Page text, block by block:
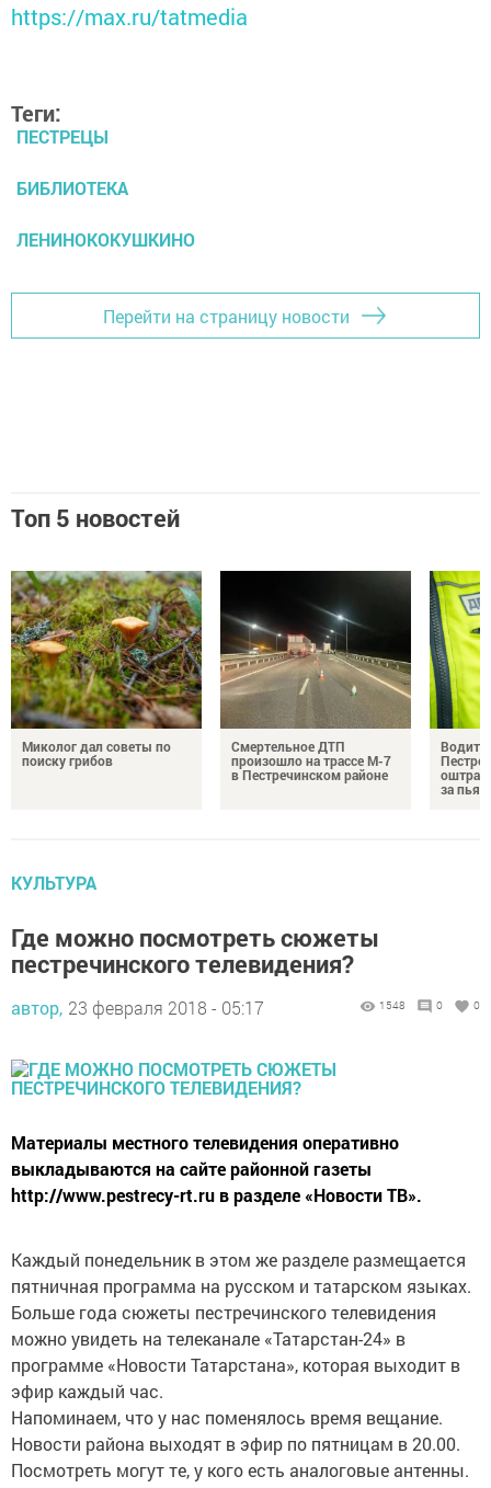
https://max.ru/tatmedia
Теги:
ПЕСТРЕЦЫ
БИБЛИОТЕКА
ЛЕНИНОКОКУШКИНО
Перейти на страницу новости
Топ 5 новостей
Миколог дал советы по
поиску грибов
Смертельное ДТП
произошло на трассе М-7
в Пестречинском районе
за
КУЛЬТУРА
Где можно посмотреть сюжеты
пестречинского телевидения?
автор, 23 февраля 2018 - 05:17 1548 0 0
Материалы местного телевидения оперативно
выкладываются на сайте районной газеты
http://www.pestrecy-rt.ru в разделе «Новости ТВ».
Каждый понедельник в этом же разделе размещается
пятничная программа на русском и татарском языках.
Больше года сюжеты пестречинского телевидения
можно увидеть на телеканале «Татарстан-24» в
программе «Новости Татарстана», которая выходит в
эфир каждый час.
Напоминаем, что у нас поменялось время вещание.
Новости района выходят в эфир по пятницам в 20.00.
Посмотреть могут те, у кого есть аналоговые антенны.